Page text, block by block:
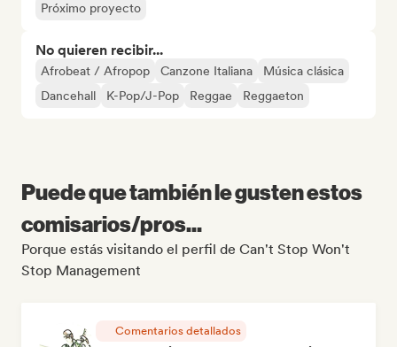
Próximo proyecto
No quieren recibir...
Afrobeat / Afropop Canzone Italiana
Música clásica
Dancehall
K-Pop/J-Pop Reggae Reggaeton
Puede que también le gusten estos
comisarios/pros...
Porque estás visitando el perfil de Can't Stop Won't
Stop Management
Comentarios detallados